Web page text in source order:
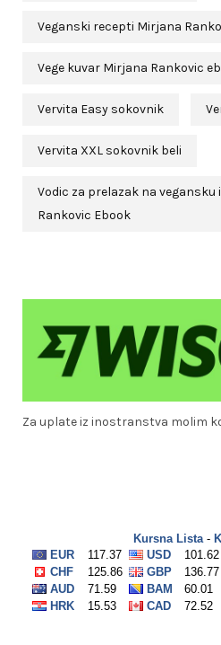
Veganski recepti Mirjana
Vege kuvar Mirjana Rankovic
Vervita Easy sokovnik
Vervita XXL sokovnik beli
Vodic za prelazak na
Rankovic Ebook
Za uplate iz inostranstva molim